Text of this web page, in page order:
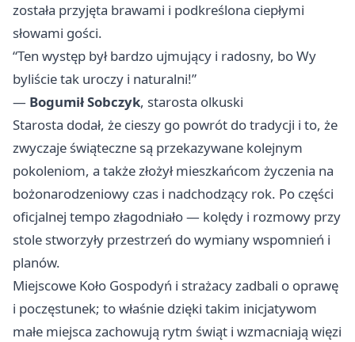
została przyjęta brawami i podkreślona ciepłymi
słowami gości.
“Ten występ był bardzo ujmujący i radosny, bo Wy
byliście tak uroczy i naturalni!”
— Bogumił Sobczyk, starosta olkuski
Starosta dodał, że cieszy go powrót do tradycji i to, że
zwyczaje świąteczne są przekazywane kolejnym
pokoleniom, a także złożył mieszkańcom życzenia na
bożonarodzeniowy czas i nadchodzący rok. Po części
oficjalnej tempo złagodniało — kolędy i rozmowy przy
stole stworzyły przestrzeń do wymiany wspomnień i
planów.
Miejscowe Koło Gospodyń i strażacy zadbali o oprawę
i poczęstunek; to właśnie dzięki takim inicjatywom
małe miejsca zachowują rytm świąt i wzmacniają więzi